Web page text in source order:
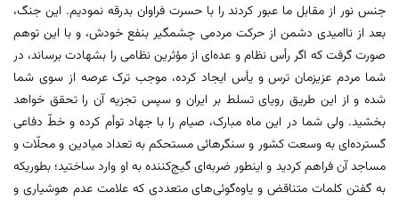
جنس نور از مقابل ما عبور کردند را با حسرت فراوان بدرقه نمودیم. این جنگ،
بعد از ناامیدی دشمن از حرکت مردمی چشمگیر بنفع خودش، و با این توهم
صورت گرفت که اگر رأس نظام و عده‌ای از مؤثرین نظامی را بشهادت برساند، در
شما مردم عزیزمان ترس و یأس ایجاد کرده، موجب ترک عرصه از سوی شما
شده و از این طریق رویای تسلط بر ایران و سپس تجزیه آن را تحقق خواهد
بخشید. ولی شما در این ماه مبارک، صیام را با جهاد توأم کرده و خطّ دفاعی
گسترده‌ای به وسعت کشور و سنگرهائی مستحکم به تعداد میادین و محلّات و
مساجد آن فراهم کردید و اینطور ضربه‌ای گیج‌کننده به او وارد ساختید؛ بطوریکه
به گفتن کلمات متناقض و یاوه‌گوئی‌های متعددی که علامت عدم هوشیاری و